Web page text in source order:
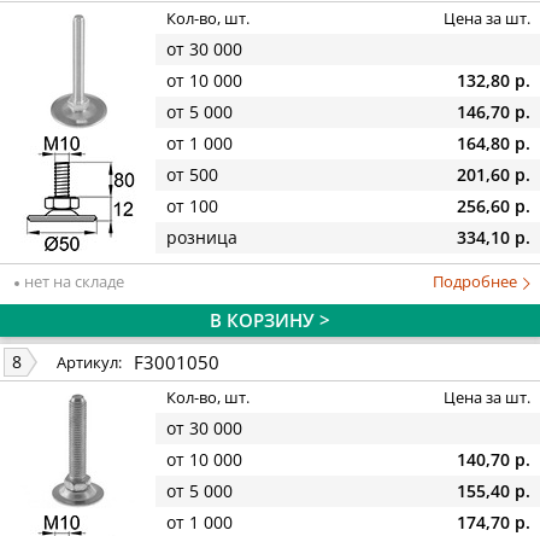
Кол-во, шт. Цена за шт.
от 30 000
от 10 000
132,80 р.
от 5 000
146,70 р.
от 1 000
164,80 р.
от 500
201,60 р.
от 100
256,60 р.
розница
334,10 р.
нет на складе Подробнее
В КОРЗИНУ >
8 Артикул: F3001050
Кол-во, шт. Цена за шт.
от 30 000
от 10 000
140,70 р.
от 5 000
155,40 р.
от 1 000
174,70 р.